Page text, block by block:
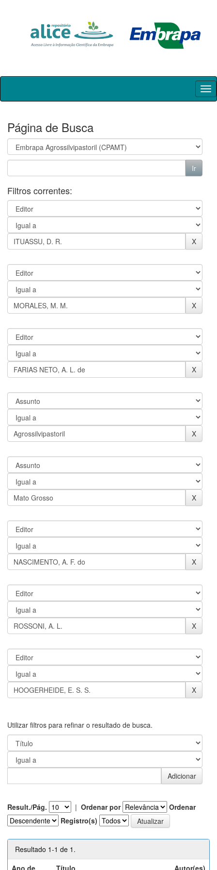
Skip
Página de Busca
Filtros correntes:
Utilizar filtros para refinar o resultado de busca.
Result./Pág. | Ordenar por
Ordenar
Registro(s)
Resultado 1-1 de 1.
Ano de
Título Autor(es)